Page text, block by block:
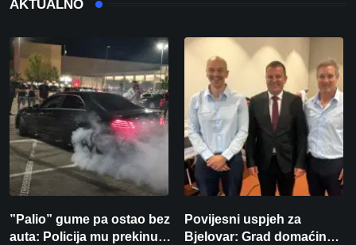
AKTUALNO
”Palio” gume pa ostao bez
auta: Policija mu prekinula
Povijesni uspjeh za
Bjelovar: Grad domaćin